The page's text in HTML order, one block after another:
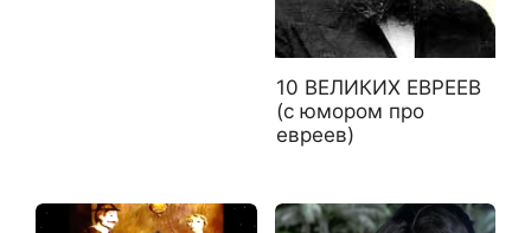
10 ВЕЛИКИХ ЕВРЕЕВ
(с юмором про
евреев)